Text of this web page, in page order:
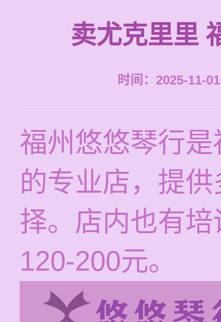
卖尤克里里
时间：2025-11-
福州悠悠琴行
的专业店，提
择。店内也有
120-200元。